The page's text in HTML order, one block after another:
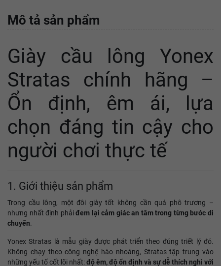
Mô tả sản phẩm
Giày cầu lông Yonex
Stratas chính hãng –
Ổn định, êm ái, lựa
chọn đáng tin cậy cho
người chơi thực tế
1. Giới thiệu sản phẩm
Trong cầu lông, một đôi giày tốt không cần quá phô trương –
nhưng nhất định phảiđem lại cảm giác an tâm trong từng bước di
chuyển.
Yonex Stratas là mẫu giày được phát triển theo đúng triết lý đó.
Không chạy theo công nghệ hào nhoáng, Stratas tập trung vào
những yếu tố cốt lõi nhất:độ êm, độ ổn định và sự dễ thích nghi với